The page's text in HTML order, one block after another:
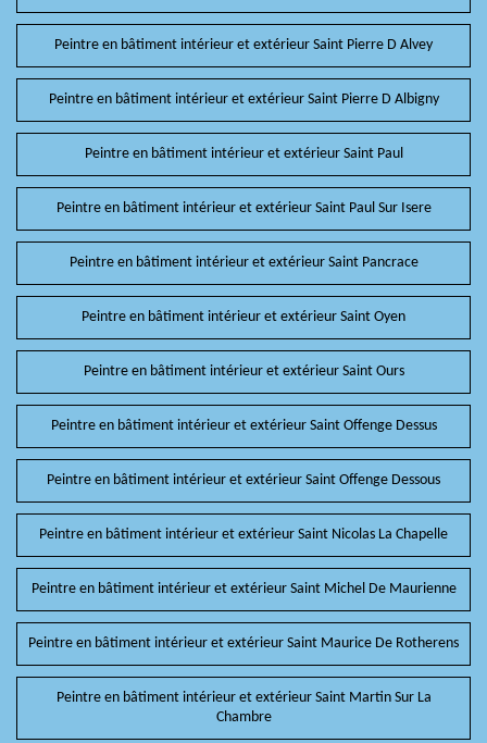
Peintre en bâtiment intérieur et extérieur Saint Pierre D Alvey
Peintre en bâtiment intérieur et extérieur Saint Pierre D Albigny
Peintre en bâtiment intérieur et extérieur Saint Paul
Peintre en bâtiment intérieur et extérieur Saint Paul Sur Isere
Peintre en bâtiment intérieur et extérieur Saint Pancrace
Peintre en bâtiment intérieur et extérieur Saint Oyen
Peintre en bâtiment intérieur et extérieur Saint Ours
Peintre en bâtiment intérieur et extérieur Saint Offenge Dessus
Peintre en bâtiment intérieur et extérieur Saint Offenge Dessous
Peintre en bâtiment intérieur et extérieur Saint Nicolas La Chapelle
Peintre en bâtiment intérieur et extérieur Saint Michel De Maurienne
Peintre en bâtiment intérieur et extérieur Saint Maurice De Rotherens
Peintre en bâtiment intérieur et extérieur Saint Martin Sur La
Chambre